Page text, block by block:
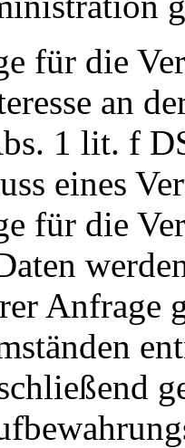
für die
an
1 lit. f
eines
für die
Anfrage